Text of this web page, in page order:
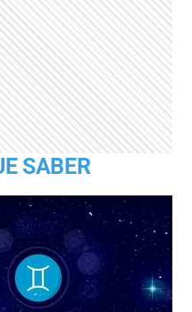
SABER